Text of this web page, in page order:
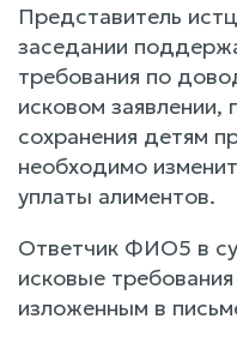
Представитель
заседании
требования по
исковом заявлении,
сохранения детям
необходимо
уплаты алиментов.
Ответчик ФИО5 в
исковые
изложенным в